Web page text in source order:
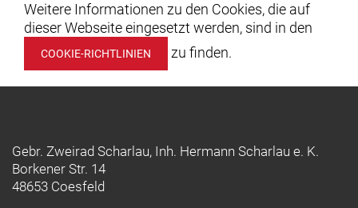
Weitere Informationen zu den Cookies, die auf
dieser Webseite eingesetzt werden, sind in den
COOKIE-RICHTLINIEN zu finden.
Gebr. Zweirad Scharlau, Inh. Hermann Scharlau e. K.
Borkener Str. 14
48653 Coesfeld